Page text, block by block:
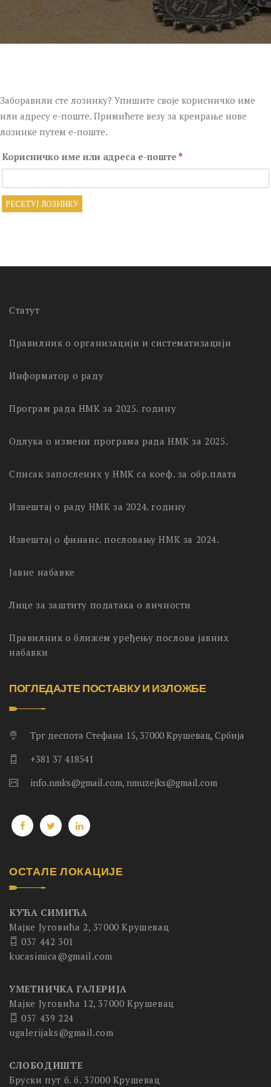
Заборавили сте лозинку? Упишите своје корисничко име
или адресу е-поште. Примићете везу за креирање нове
лозинке путем е-поште.
Корисничко име или адреса е-поште *
РЕСЕТУЈ ЛОЗИНКУ
Статут
Правилник о организацији и систематизацији
Информатор о раду
Програм рада НМК за 2025. годину
Одлука о измени програма рада НМК за 2025.
Списак запослених у НМК са коеф. за обр.плата
Извештај о раду НМК за 2024. годину
Извештај о финанс. пословању НМК за 2024.
Јавне набавке
Лице за заштиту података о личности
Правилник о ближем уређењу послова јавних
набавки
ПОГЛЕДАЈТЕ ПОСТАВКУ И ИЗЛОЖБЕ
Трг деспота Стефана 15, 37000 Крушевац, Србија
+381 37 418541
info.nmks@gmail.com, nmuzejks@gmail.com
ОСТАЛЕ ЛОКАЦИЈЕ
КУЋА СИМИЋА
Мајке Југовића 2, 37000 Крушевац
037 442 301
kucasimica@gmail.com
УМЕТНИЧКА ГАЛЕРИЈА
Мајке Југовића 12, 37000 Крушевац
037 439 224
ugalerijaks@gmail.com
СЛОБОДИШТЕ
Бруски пут б. б. 37000 Крушевац